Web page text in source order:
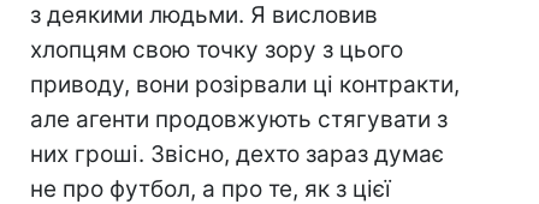
з деякими людьми. Я висловив
хлопцям свою точку зору з цього
приводу, вони розірвали ці контракти,
але агенти продовжують стягувати з
них гроші. Звісно, дехто зараз думає
не про футбол, а про те, як з цієї